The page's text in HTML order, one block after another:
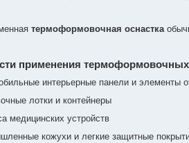
термоформовочная оснастка
применения
интерьерные панели и элементы
лотки и контейнеры
медицинских устройств
кожухи и легкие защитные